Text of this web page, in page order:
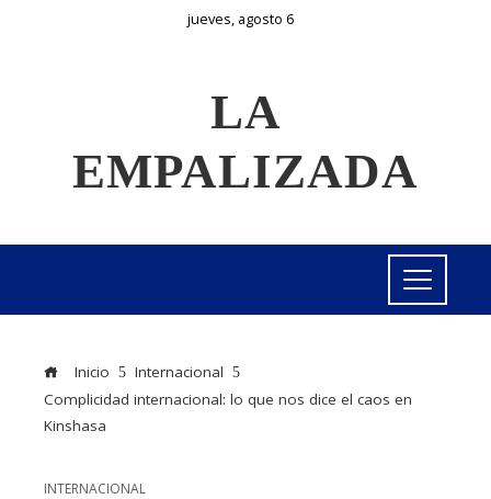
jueves, agosto 6
LA
EMPALIZADA
Inicio
Internacional
Complicidad internacional: lo que nos dice el caos en
Kinshasa
INTERNACIONAL